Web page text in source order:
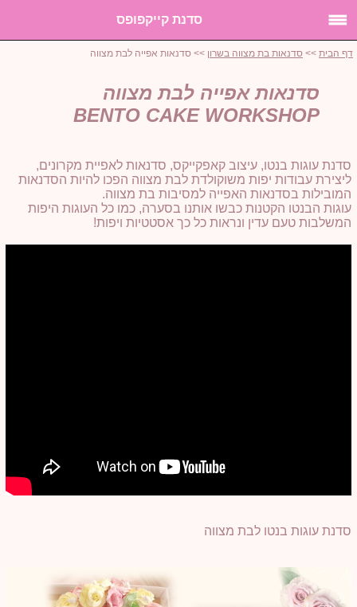
סדנת קייקפופס
דף הבית >> סדנאות בת מצווה בשרון >> סדנאות אפייה לבת מצווה
סדנאות אפייה לבת מצווה
BENTO CAKE WORKSHOP
סדנת עוגות בנטו, עיצוב קאפקייקס, סדנאות לאפיית מקרונים,
ליצירת עבודות יפות משוקולדת לבת מצווה הפכו להיות הסדנאות
המובילות בסדנאות האפייה למסיבות בת מצווה.
עוגות הבנטו הקטנות כבשו אותנו בסערה, כמו כל העוגות היפות
המשלבות טעם עדין ונראות כל כך אסטטיות ויפות!
סדנת עוגות בנטו לבת מצווה